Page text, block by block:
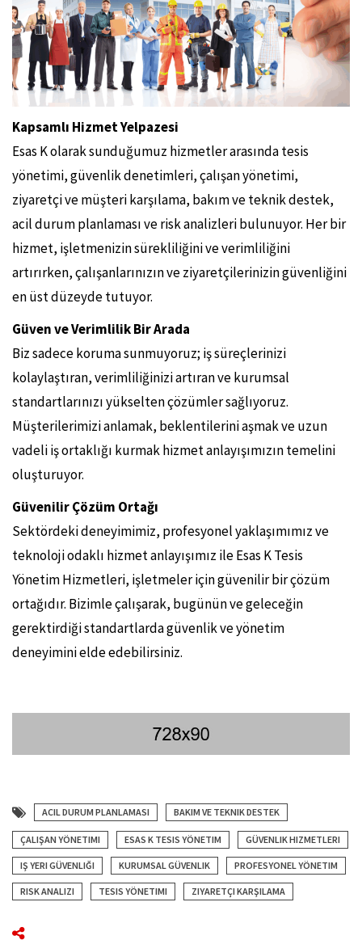
Kapsamlı Hizmet Yelpazesi
Esas K olarak sunduğumuz hizmetler arasında tesis
yönetimi, güvenlik denetimleri, çalışan yönetimi,
ziyaretçi ve müşteri karşılama, bakım ve teknik destek,
acil durum planlaması ve risk analizleri bulunuyor. Her bir
hizmet, işletmenizin sürekliliğini ve verimliliğini
artırırken, çalışanlarınızın ve ziyaretçilerinizin güvenliğini
en üst düzeyde tutuyor.
Güven ve Verimlilik Bir Arada
Biz sadece koruma sunmuyoruz; iş süreçlerinizi
kolaylaştıran, verimliliğinizi artıran ve kurumsal
standartlarınızı yükselten çözümler sağlıyoruz.
Müşterilerimizi anlamak, beklentilerini aşmak ve uzun
vadeli iş ortaklığı kurmak hizmet anlayışımızın temelini
oluşturuyor.
Güvenilir Çözüm Ortağı
Sektördeki deneyimimiz, profesyonel yaklaşımımız ve
teknoloji odaklı hizmet anlayışımız ile Esas K Tesis
Yönetim Hizmetleri, işletmeler için güvenilir bir çözüm
ortağıdır. Bizimle çalışarak, bugünün ve geleceğin
gerektirdiği standartlarda güvenlik ve yönetim
deneyimini elde edebilirsiniz.
ACIL DURUM PLANLAMASI BAKIM VE TEKNIK DESTEK
ÇALIŞAN YÖNETIMI ESAS K TESIS YÖNETIM GÜVENLIK HIZMETLERI
IŞ YERI GÜVENLIĞI KURUMSAL GÜVENLIK PROFESYONEL YÖNETIM
RISK ANALIZI TESIS YÖNETIMI ZIYARETÇI KARŞILAMA